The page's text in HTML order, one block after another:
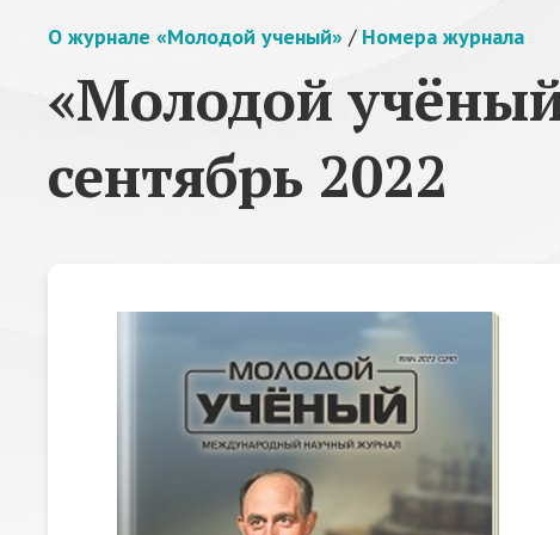
О журнале «Молодой ученый» / Номера журнала
«Молодой
сентябрь 2022